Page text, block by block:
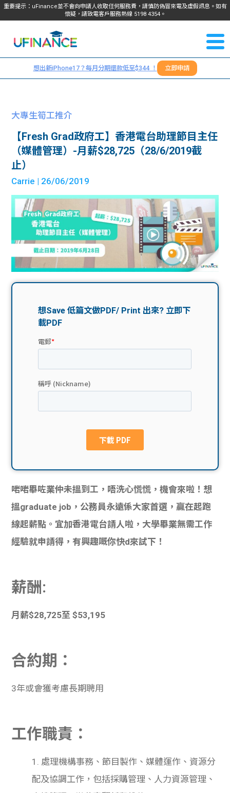
重要提示：uFinance並不會向申請人收取任何服務費，請慎防偽冒來電及虛假訊息。如有
懷疑，請致電客戶服務熱線 5198 4354。
我們
服務
學生
貸款
計算
學生
故事
生學
費貸
款
計數
網上
學生
Blog
大專
工推
介
de
Exc
han
Gui
校園
常見
問題
福利
uFina
贊助
聯絡
們
＋
想出新iPhone17？每月分期還款低至$344 ！ 立即申請
大專生筍工推介
【Fresh Grad政府工】香港電台助理節目主任
（媒體管理）-月薪$28,725（28/6/2019截
止）
Carrie | 26/06/2019
啱啱畢咗業仲未搵到工，唔洗心慌慌，機會來啦！想
搵graduate job，公務員永遠係大家首選，贏在起跑
線起薪點。宜加香港電台請人啦，大學畢業無需工作
經驗就申請得，有興趣嘅你快d來試下！
薪酬:
月薪$28,725至 $53,195
合約期：
3年或會獲考慮長期聘用
工作職責：
1. 處理機構事務、節目製作、媒體運作、資源分
配及協調工作，包括採購管理、人力資源管理、